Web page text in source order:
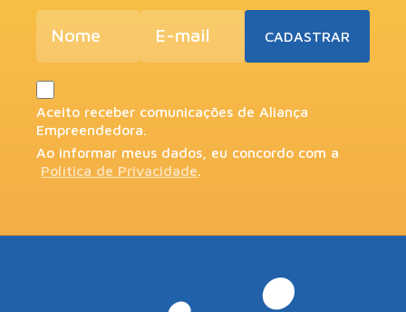
Aceito receber comunicações de Aliança
Empreendedora.
Ao informar meus dados, eu concordo com a
Política de Privacidade.